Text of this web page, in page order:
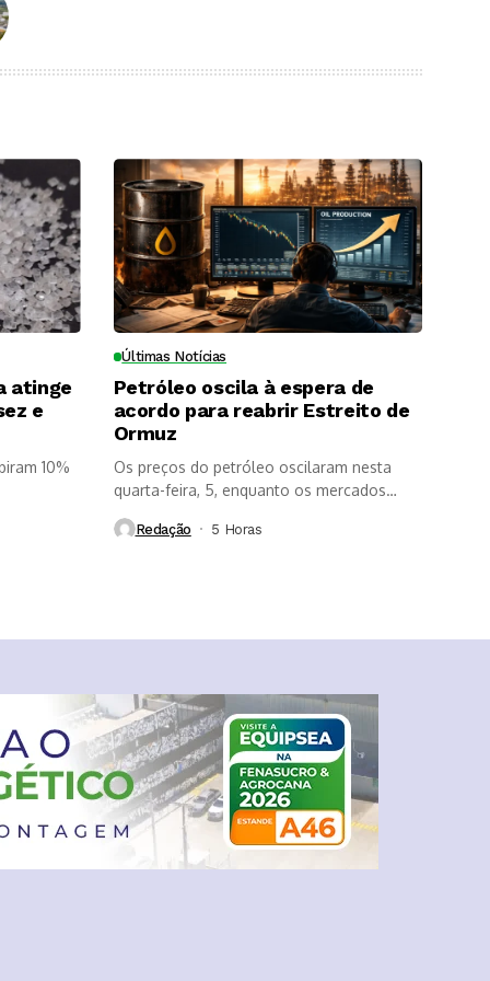
atinge
e
10%
Últimas Notícias
Petróleo oscila à espera de
acordo para reabrir Estreito de
Ormuz
Os preços do petróleo oscilaram nesta
quarta-feira, 5, enquanto os mercados
Redação 5 Horas ⁮